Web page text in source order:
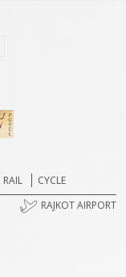
RAIL CYCLE
RAJKOT AIRPORT